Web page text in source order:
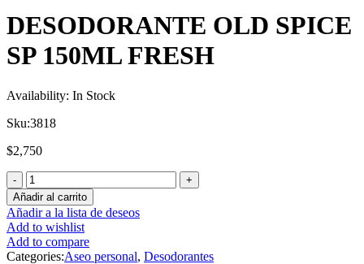
DESODORANTE OLD SPICE
SP 150ML FRESH
Availability: In Stock
Sku:3818
$2,750
Añadir al carrito
Añadir a la lista de deseos
Add to wishlist
Add to compare
Categories:Aseo personal, Desodorantes